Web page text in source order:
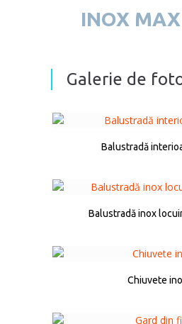
INOX MAX
Galerie de
Balustradă
Balustradă inox
Chiuvete